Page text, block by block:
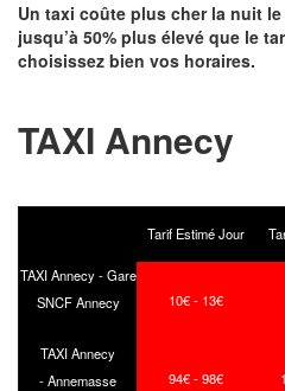
Un taxi coûte plus cher la nuit
jusqu’à 50% plus élevé que le
choisissez bien vos horaires.
TAXI Annecy
Tarif Estimé Jour
TAXI Annecy - Gare
SNCF Annecy
10€ - 13€
TAXI Annecy
- Annemasse
94€ - 98€